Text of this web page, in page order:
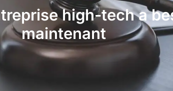
high-tech a
maintenant